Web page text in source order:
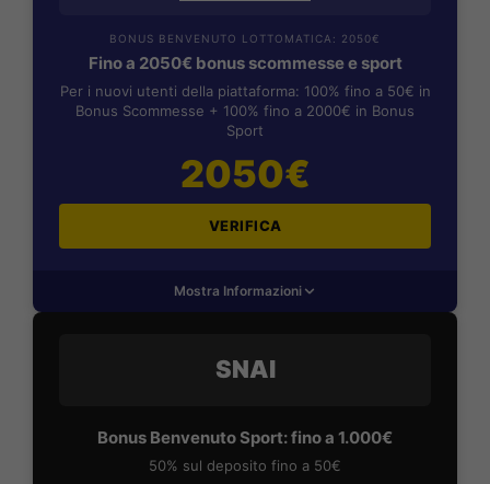
BONUS BENVENUTO LOTTOMATICA: 2050€
Fino a 2050€ bonus scommesse e sport
Per i nuovi utenti della piattaforma: 100% fino a 50€ in
Bonus Scommesse + 100% fino a 2000€ in Bonus
Sport
2050€
VERIFICA
Mostra Informazioni
SNAI
Bonus Benvenuto Sport: fino a 1.000€
50% sul deposito fino a 50€